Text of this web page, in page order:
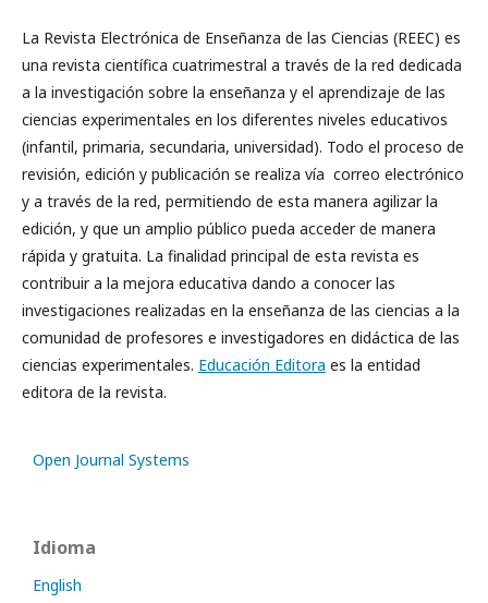
La Revista Electrónica de Enseñanza de las Ciencias (REEC) es
una revista científica cuatrimestral a través de la red dedicada
a la investigación sobre la enseñanza y el aprendizaje de las
ciencias experimentales en los diferentes niveles educativos
(infantil, primaria, secundaria, universidad). Todo el proceso de
revisión, edición y publicación se realiza vía correo electrónico
y a través de la red, permitiendo de esta manera agilizar la
edición, y que un amplio público pueda acceder de manera
rápida y gratuita. La finalidad principal de esta revista es
contribuir a la mejora educativa dando a conocer las
investigaciones realizadas en la enseñanza de las ciencias a la
comunidad de profesores e investigadores en didáctica de las
ciencias experimentales. Educación Editora es la entidad
editora de la revista.
Open Journal Systems
Idioma
English